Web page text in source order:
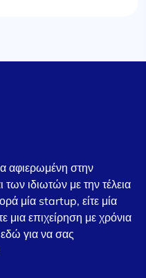
αφιερωμένη στην
ιδιωτών με την τέλεια
μία startup, είτε μία
μια επιχείρηση με χρόνια
για να σας